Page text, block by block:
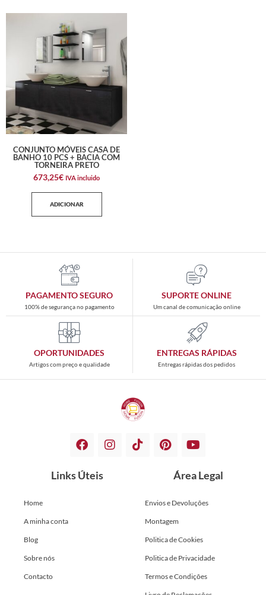
CONJUNTO MÓVEIS CASA DE
BANHO 10 PCS + BACIA COM
TORNEIRA PRETO
673,25€ IVA incluido
ADICIONAR
PAGAMENTO SEGURO
100% de segurança no pagamento
SUPORTE ONLINE
Um canal de comunicação online
OPORTUNIDADES
Artigos com preço e qualidade
ENTREGAS RÁPIDAS
Entregas rápidas dos pedidos
Links Úteis
Home
A minha conta
Blog
Sobre nós
Contacto
Área Legal
Envios e Devoluções
Montagem
Politica de Cookies
Politica de Privacidade
Termos e Condições